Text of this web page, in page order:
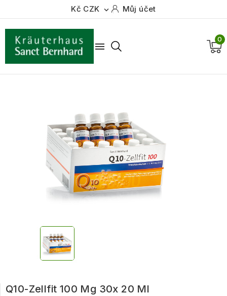
Kč CZK  Můj účet

0
Q10-Zellfit 100 Mg 30x 20 Ml